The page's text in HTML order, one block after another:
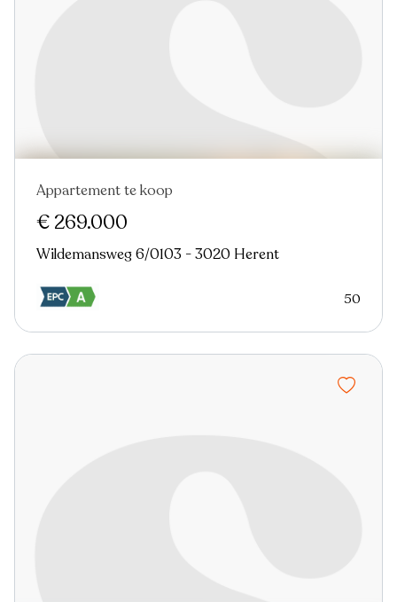
Nieuw
Appartement te koop
€ 269.000
Wildemansweg 6/0103 - 3020 Herent
50